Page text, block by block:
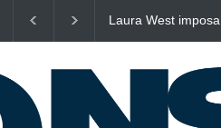
Laura West imposa